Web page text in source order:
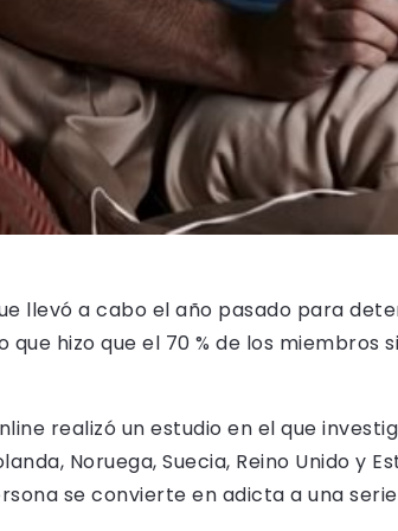
llevó a cabo el año pasado para
que hizo que el 70 % de los miembros
realizó un estudio en el que
Noruega, Suecia, Reino Unido y
se convierte en adicta a una